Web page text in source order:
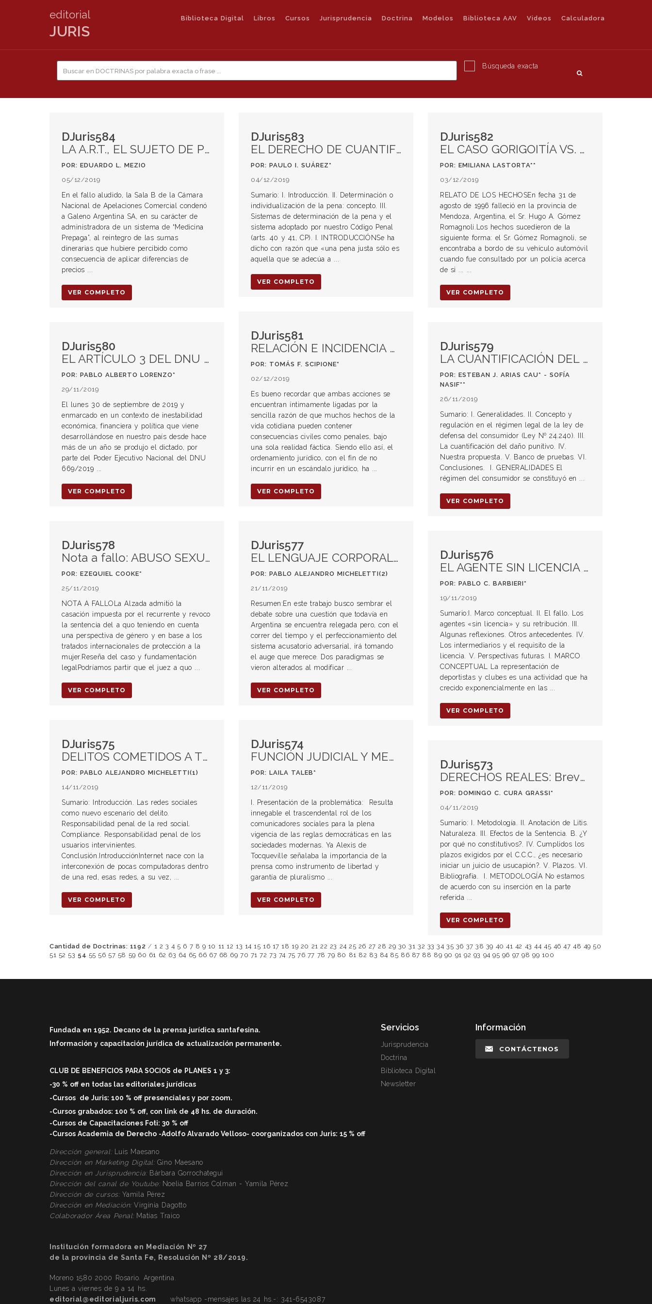
editorial
JURIS
Biblioteca Digital Libros Cursos Jurisprudencia Doctrina Modelos Biblioteca AAV Videos Calculadora
Búsqueda exacta
DJuris584
LA A.R.T., EL SUJETO DE PREFERENTE TUTELA Y LOS DAÑOS PUNITIVOS. Comentario al fallo “Proconsumer c/ Galeno Argentina SA s/ Ordinario”, Sala B de la CNA Com, 28 agosto 2019*
POR: EDUARDO L. MEZIO
05/12/2019
En el fallo aludido, la Sala B de la Cámara
Nacional de Apelaciones Comercial condenó
a Galeno Argentina SA, en su carácter de
administradora de un sistema de “Medicina
Prepaga”, al reintegro de las sumas
dinerarias que hubiere percibido como
consecuencia de aplicar diferencias de
precios ...
VER COMPLETO
DJuris583
EL DERECHO DE CUANTIFICACIÓN PENAL. DETERMINACIÓN E INDIVIDUALIZACIÓN DE LA PENA CRIMINAL. Primera parte
POR: PAULO I. SUÁREZ*
04/12/2019
Sumario: I. Introducción. II. Determinación o
individualización de la pena: concepto. III.
Sistemas de determinación de la pena y el
sistema adoptado por nuestro Código Penal
(arts. 40 y 41, CP). I. INTRODUCCIÓNSe ha
dicho con razón que «una pena justa sólo es
aquella que se adecúa a ...
VER COMPLETO
DJuris582
EL CASO GORIGOITÍA VS. ARGENTINA: LA CORTE INTERAMERICANA DE DERECHOS HUMANOS NUEVAMENTE DECLARA AL ESTADO ARGENTINO RESPONSABLE POR VIOLAR EL DERECHO A RECURRIR UN FALLO EN MATERIA PENAL*
POR: EMILIANA LASTORTA**
03/12/2019
RELATO DE LOS HECHOSEn fecha 31 de
agosto de 1996 falleció en la provincia de
Mendoza, Argentina, el Sr. Hugo A. Gómez
Romagnoli.Los hechos sucedieron de la
siguiente forma: el Sr. Gómez Romagnoli, se
encontraba a bordo de su vehículo automóvil
cuando fue consultado por un policía acerca
de si ... ...
VER COMPLETO
DJuris581
RELACIÓN E INCIDENCIA ENTRE LAS ACCIONES CIVIL Y PENAL
POR: TOMÁS F. SCIPIONE*
02/12/2019
Es bueno recordar que ambas acciones se
encuentran íntimamente ligadas por la
sencilla razón de que muchos hechos de la
vida cotidiana pueden contener
consecuencias civiles como penales, bajo
una sola realidad fáctica. Siendo ello así, el
ordenamiento jurídico, con el fin de no
incurrir en un escándalo jurídico, ha ...
VER COMPLETO
DJuris580
EL ARTÍCULO 3 DEL DNU 669/2019. Algunas reflexiones previas respecto a su vigencia temporal. Los alcances no deseados del decreto y los trabajadores “beneficiados”
POR: PABLO ALBERTO LORENZO*
29/11/2019
El lunes 30 de septiembre de 2019 y
enmarcado en un contexto de inestabilidad
económica, financiera y política que viene
desarrollándose en nuestro país desde hace
más de un año se produjo el dictado, por
parte del Poder Ejecutivo Nacional del DNU
669/2019 ...
VER COMPLETO
DJuris579
LA CUANTIFICACIÓN DEL DAÑO PUNITIVO MEDIANTE FÓRMULAS COMO HERRAMIENTA TÉCNICA PARA INCREMENTAR SU APLICACIÓN
POR: ESTEBAN J. ARIAS CAU* - SOFÍA
NASIF**
26/11/2019
Sumario: I. Generalidades. II. Concepto y
regulación en el régimen legal de la ley de
defensa del consumidor (Ley Nº 24.240). III.
La cuantificación del daño punitivo. IV.
Nuestra propuesta. V. Banco de pruebas. VI.
Conclusiones. I. GENERALIDADES El
régimen del consumidor se constituyó en ...
VER COMPLETO
DJuris578
Nota a fallo: ABUSO SEXUAL AGRAVADO POR EL VÍNCULO
POR: EZEQUIEL COOKE*
25/11/2019
NOTA A FALLOLa Alzada admitió la
casación impuesta por el recurrente y revoco
la sentencia del a quo teniendo en cuenta
una perspectiva de género y en base a los
tratados internacionales de protección a la
mujer.Reseña del caso y fundamentación
legalPodríamos partir que el juez a quo ...
VER COMPLETO
DJuris577
EL LENGUAJE CORPORAL COMO HERRAMIENTA EFICIENTE EN EL JUICIO POR JURADOS(1)
POR: PABLO ALEJANDRO MICHELETTI(2)
21/11/2019
Resumen:En este trabajo busco sembrar el
debate sobre una cuestión que todavía en
Argentina se encuentra relegada pero, con el
correr del tiempo y el perfeccionamiento del
sistema acusatorio adversarial, irá tomando
el auge que merece. Dos paradigmas se
vieron alterados al modificar ...
VER COMPLETO
DJuris576
EL AGENTE SIN LICENCIA EN EL FÚTBOL. UN NUEVO HITO JURISPRUDENCIAL. Análisis conforme a la reglamentación actual. Perspectivas futuras
POR: PABLO C. BARBIERI*
19/11/2019
Sumario:I. Marco conceptual. II. El fallo. Los
agentes «sin licencia» y su retribución. III.
Algunas reflexiones. Otros antecedentes. IV.
Los intermediarios y el requisito de la
licencia. V. Perspectivas futuras. I. MARCO
CONCEPTUAL La representación de
deportistas y clubes es una actividad que ha
crecido exponencialmente en las ...
VER COMPLETO
DJuris575
DELITOS COMETIDOS A TRAVÉS DE LAS REDES SOCIALES
POR: PABLO ALEJANDRO MICHELETTI(1)
14/11/2019
Sumario: Introducción. Las redes sociales
como nuevo escenario del delito.
Responsabilidad penal de la red social.
Compliance. Responsabilidad penal de los
usuarios intervinientes.
Conclusión.IntroducciónInternet nace con la
interconexión de pocas computadoras dentro
de una red, esas redes, a su vez, ...
VER COMPLETO
DJuris574
FUNCIÓN JUDICIAL Y MEDIOS DE COMUNICACIÓN
POR: LAILA TALEB*
12/11/2019
I. Presentación de la problemática: Resulta
innegable el trascendental rol de los
comunicadores sociales para la plena
vigencia de las reglas democráticas en las
sociedades modernas. Ya Alexis de
Tocquevílle señalaba la importancia de la
prensa como instrumento de libertad y
garantía de pluralismo ...
VER COMPLETO
DJuris573
DERECHOS REALES: Breves y novedosas reflexiones referidas al tratamiento de la Prescripción Adquisitiva en el Código Civil y Comercial. Propuestas superadoras
POR: DOMINGO C. CURA GRASSI*
04/11/2019
Sumario: I. Metodología. II. Anotación de Litis.
Naturaleza. III. Efectos de la Sentencia. B. ¿Y
por qué no constitutivos?. IV. Cumplidos los
plazos exigidos por el C.C.C., ¿es necesario
iniciar un juicio de usucapión?. V. Plazos. VI.
Bibliografía. I. METODOLOGÍA No estamos
de acuerdo con su inserción en la parte
referida ...
VER COMPLETO
Cantidad de Doctrinas: 1192 / 1 2 3 4 5 6 7 8 9 10 11 12 13 14 15 16 17 18 19 20 21 22 23 24 25 26 27 28 29 30 31 32 33 34 35 36 37 38 39 40 41 42 43 44 45 46 47 48 49 50
51 52 53 54 55 56 57 58 59 60 61 62 63 64 65 66 67 68 69 70 71 72 73 74 75 76 77 78 79 80 81 82 83 84 85 86 87 88 89 90 91 92 93 94 95 96 97 98 99 100
Fundada en 1952. Decano de la prensa jurídica santafesina.
Información y capacitación jurídica de actualización permanente.
CLUB DE BENEFICIOS PARA SOCIOS de PLANES 1 y 3:
-30 % off en todas las editoriales jurídicas
-Cursos de Juris: 100 % off presenciales y por zoom.
-Cursos grabados: 100 % off, con link de 48 hs. de duración.
-Cursos de Capacitaciones Foti: 30 % off
-Cursos Academia de Derecho -Adolfo Alvarado Velloso- coorganizados con Juris: 15 % off
Dirección general:Luis Maesano
Dirección en Marketing Digital:Gino Maesano
Dirección en Jurisprudencia:Bárbara Gorrochategui
Dirección del canal de Youtube: Noelia Barrios Colman - Yamila Pérez
Dirección de cursos: Yamila Pérez
Dirección en Mediación:Virginia Dagotto
Colaborador Área Penal:Matías Traico
Institución formadora en Mediación Nº 27
de la provincia de Santa Fe, Resolución Nº 28/2019.
Moreno 1580 2000 Rosario. Argentina.
Lunes a viernes de 9 a 14 hs.
editorial@editorialjuris.com
whatsapp -mensajes las 24 hs.-: 341-6543087
Servicios
Jurisprudencia
Doctrina
Biblioteca Digital
Newsletter
Información
CONTÁCTENOS